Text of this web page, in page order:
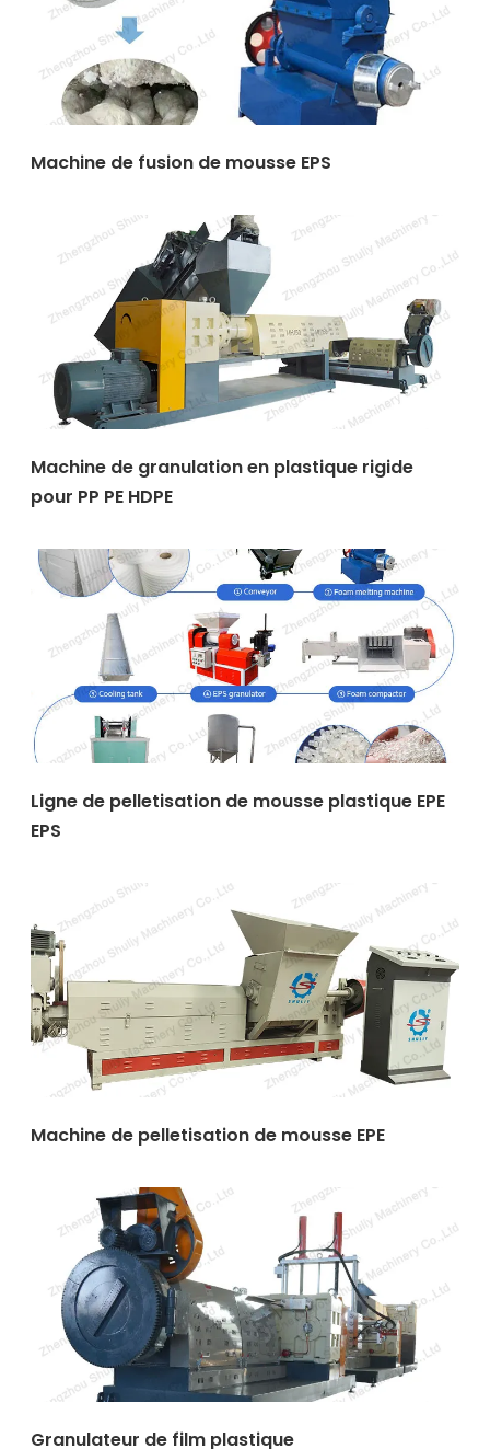
Machine de fusion de mousse EPS
Machine de granulation en plastique rigide
pour PP PE HDPE
Ligne de pelletisation de mousse plastique EPE
EPS
Machine de pelletisation de mousse EPE
Granulateur de film plastique